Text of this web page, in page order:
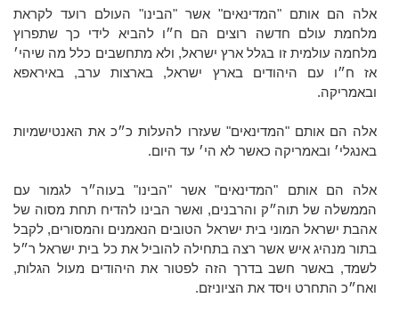
אלה הם אותם "המדינאים" אשר "הבינו" העולם רועד לקראת
מלחמת עולם חדשה רוצים הם ח״ו להביא לידי כך שתפרוץ
מלחמה עולמית זו בגלל ארץ ישראל, ולא מתחשבים כלל מה שיהי׳
אז ח״ו עם היהודים בארץ ישראל, בארצות ערב, באיראפא
ובאמריקה.
אלה הם אותם "המדינאים" שעזרו להעלות כ״כ את האנטישמיות
באנגלי׳ ובאמריקה כאשר לא הי׳ עד היום.
אלה הם אותם "המדינאים" אשר "הבינו" בעוה״ר לגמור עם
הממשלה של תוה״ק והרבנים, ואשר הבינו להדיח תחת מסוה של
אהבת ישראל המוני בית ישראל הטובים הנאמנים והמסורים, לקבל
בתור מנהיג איש אשר רצה בתחילה להוביל את כל בית ישראל ר״ל
לשמד, באשר חשב בדרך הזה לפטור את היהודים מעול הגלות,
ואח״כ התחרט ויסד את הציוניזם.